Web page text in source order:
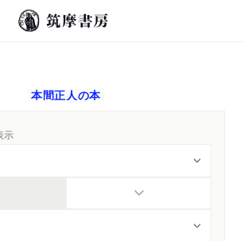
本間正人の本
示